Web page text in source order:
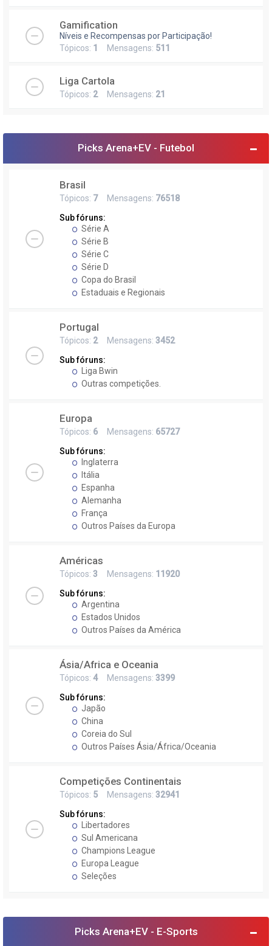
Gamification
Níveis e Recompensas por Participação!
Tópicos: 1 Mensagens: 511
Liga Cartola
Tópicos: 2Mensagens: 21
Picks Arena+EV - Futebol
Brasil
Tópicos: 7Mensagens: 76518
Sub fóruns:
Série A
Série B
Série C
Série D
Copa do Brasil
Estaduais e Regionais
Portugal
Tópicos: 2Mensagens: 3452
Sub fóruns:
Liga Bwin
Outras competições.
Europa
Tópicos: 6 Mensagens: 65727
Sub fóruns:
Inglaterra
Itália
Espanha
Alemanha
França
Outros Países da Europa
Américas
Tópicos: 3 Mensagens: 11920
Sub fóruns:
Argentina
Estados Unidos
Outros Países da América
Ásia/Africa e Oceania
Tópicos: 4Mensagens: 3399
Sub fóruns:
Japão
China
Coreia do Sul
Outros Países Ásia/África/Oceania
Competições Continentais
Tópicos: 5 Mensagens: 32941
Sub fóruns:
Libertadores
Sul Americana
Champions League
Europa League
Seleções
Picks Arena+EV - E-Sports